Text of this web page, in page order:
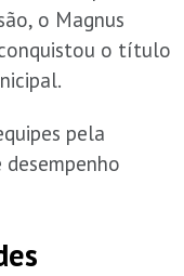
o Magnus
o título
pela